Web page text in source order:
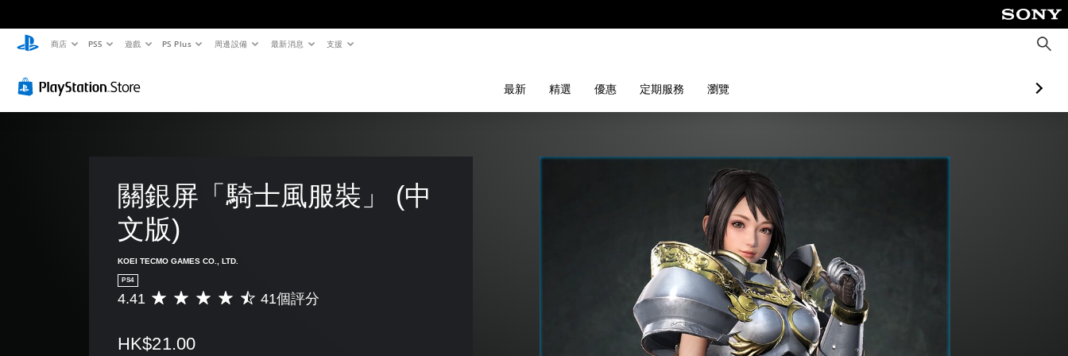
商店 PS5 遊戲 PS Plus 周邊設備 最新消息 支援
搜
尋
最新 精選 優惠 定期服務 瀏覽
關銀屏「騎士風服裝」 (中
文版)
KOEI TECMO GAMES CO., LTD.
PS4
平
分
4.41 41個評分
HK$21.00